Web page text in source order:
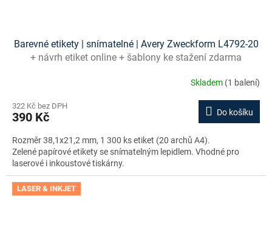
Barevné etikety | snímatelné | Avery Zweckform L4792-20
+ návrh etiket online + šablony ke stažení zdarma
Skladem (1 balení)
322 Kč bez DPH
390 Kč Do košíku
Rozměr 38,1x21,2 mm, 1 300 ks etiket (20 archů A4).
Zelené papírové etikety se snímatelným lepidlem. Vhodné pro
laserové i inkoustové tiskárny.
LASER & INKJET